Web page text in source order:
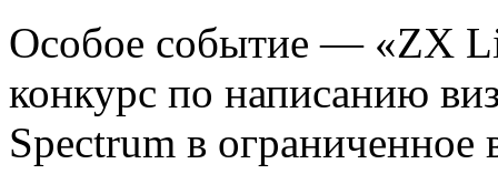
Особое событие — «ZX
конкурс по написанию
Spectrum в